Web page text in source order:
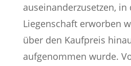
auseinanderzusetzen, in
Liegenschaft erworben
über den Kaufpreis
aufgenommen wurde.